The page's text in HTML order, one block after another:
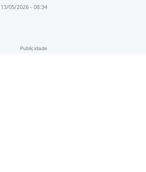
13/05/2026 - 08:34
Publicidade